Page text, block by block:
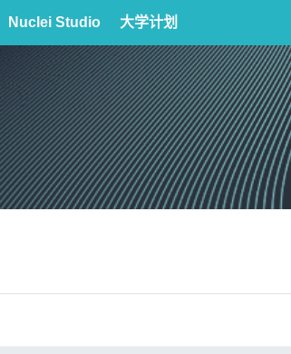
Nuclei Studio 大学计划